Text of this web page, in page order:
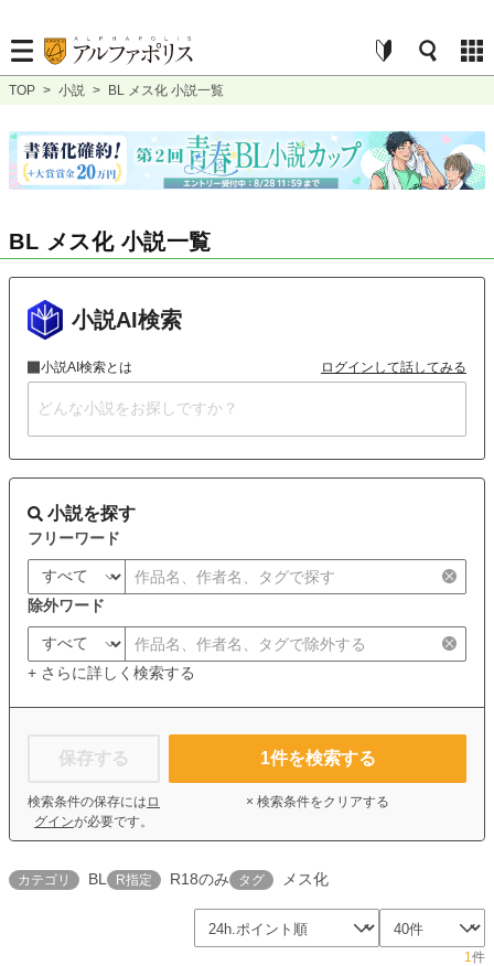
TOP > 小説 > BL メス化 小説一覧
BL メス化 小説一覧
小説AI検索
小説AI検索とは ログインして話してみる
小説を探す
フリーワード
除外ワード
+ さらに詳しく検索する
保存する
検索条件の保存には ロ
グインが必要です。
1件を検索する
× 検索条件をクリアする
カテゴリ BL R指定 R18のみ タグ メス化
1件